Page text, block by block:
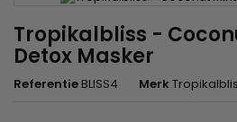
Tropikalbliss -
Detox Masker
Referentie BLISS4 Merk